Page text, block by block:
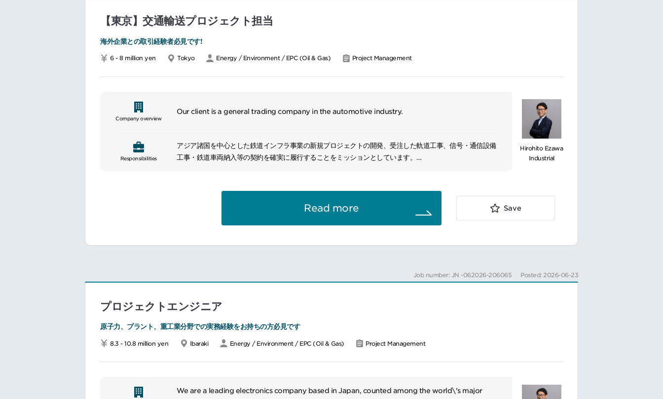
conferences.
【東京】交通輸送プロジェクト担当
海外企業との取引経験者必見です!
6 - 8 million yen Tokyo Energy / Environment / EPC (Oil & Gas) Project Management
Company overview
Our client is a general trading company in the automotive industry.
Responsibilities
アジア諸国を中心とした鉄道インフラ事業の新規プロジェクトの開発、受注した軌道工事、信号・通信設備
工事・鉄道車両納入等の契約を確実に履行することをミッションとしています。
契約交渉から契約締結までのフォロー
契約締結からプロジェクトの完工・引渡しまでの対応
Hirohito Ezawa
Industrial
Read more Save
Job number: JN -062026-206065 Posted: 2026-06-23
プロジェクトエンジニア
原子力、プラント、重工業分野での実務経験をお持ちの方必見です
8.3 - 10.8 million yen Ibaraki Energy / Environment / EPC (Oil & Gas) Project Management
We are a leading electronics company based in Japan, counted among the world\'s major